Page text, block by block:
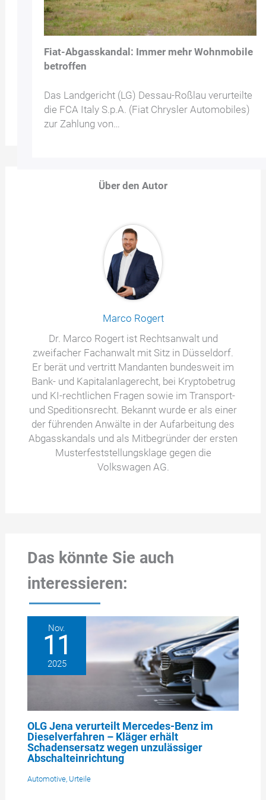
Fiat-Abgasskandal: Immer mehr Wohnmobile
betroffen
Das Landgericht (LG) Dessau-Roßlau verurteilte
die FCA Italy S.p.A. (Fiat Chrysler Automobiles)
zur Zahlung von…
Über den Autor
Marco Rogert
Dr. Marco Rogert ist Rechtsanwalt und
zweifacher Fachanwalt mit Sitz in Düsseldorf.
Er berät und vertritt Mandanten bundesweit im
Bank- und Kapitalanlagerecht, bei Kryptobetrug
und KI-rechtlichen Fragen sowie im Transport-
und Speditionsrecht. Bekannt wurde er als einer
der führenden Anwälte in der Aufarbeitung des
Abgasskandals und als Mitbegründer der ersten
Musterfeststellungsklage gegen die
Volkswagen AG.
Das könnte Sie auch
interessieren:
Nov.
11
2025
OLG Jena verurteilt Mercedes-Benz im
Dieselverfahren – Kläger erhält
Schadensersatz wegen unzulässiger
Abschalteinrichtung
Automotive, Urteile